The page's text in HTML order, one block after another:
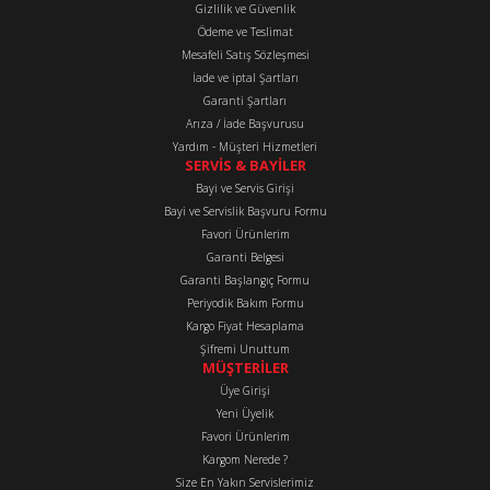
Ürün bilgilerinde hatalar bulunuyor.
Ürün fiyatı diğer sitelerden daha pahalı.
Bu ürüne benzer farklı alternatifler olmalı.
Gönder
Gizlilik ve Güvenlik
Ödeme ve Teslimat
Mesafeli Satış Sözleşmesi
İade ve iptal Şartları
Garanti Şartları
Arıza / İade Başvurusu
Yardım - Müşteri Hizmetleri
SERVİS & BAYİLER
Bayi ve Servis Girişi
Bayi ve Servislik Başvuru Formu
Favori Ürünlerim
Garanti Belgesi
Garanti Başlangıç Formu
Periyodik Bakım Formu
Kargo Fiyat Hesaplama
Şifremi Unuttum
MÜŞTERİLER
Üye Girişi
Yeni Üyelik
Favori Ürünlerim
Kargom Nerede ?
Size En Yakın Servislerimiz